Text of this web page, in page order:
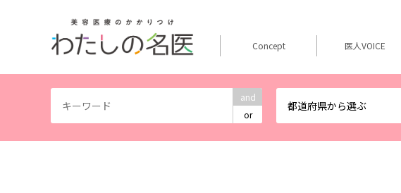
and
or
都道府県から選ぶ
Concept 医人VOICE